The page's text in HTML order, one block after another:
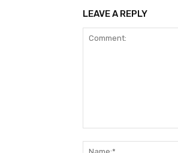
LEAVE A REPLY